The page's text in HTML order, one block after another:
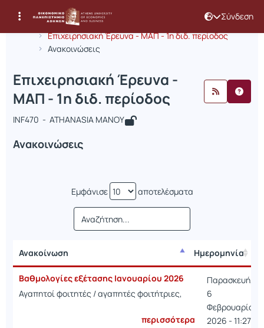
Σύνδεση
Αρχική Σελίδα
Επιχειρησιακή Έρευνα - ΜΑΠ - 1η διδ. περίοδος
Ανακοινώσεις
Μάθημα : Επιχειρησιακή Έρευνα -
Κωδικός : INF470
Επιχειρησιακή Έρευνα -
ΜΑΠ - 1η διδ. περίοδος
INF470 - ATHANASIA MANOY
Ανακοινώσεις
Εμφάνισε αποτελέσματα
Ανακοίνωση
Ημερομηνία
Ανακοίνωση
Βαθμολογίες εξέτασης Ιανουαρίου 2026
Αγαπητοί φοιτητές / αγαπητές φοιτήτριες,
περισσότερα
Παρασκευή,
6
Φεβρουαρίου
2026 - 11:27